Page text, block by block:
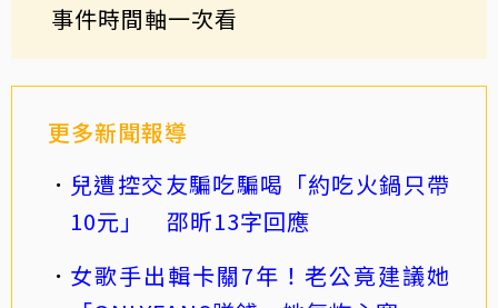
事件時間軸一次看
更多新聞報導
兒遭控交友騙吃騙喝「約吃火鍋只帶
10元」 邵昕13字回應
女歌手出輯卡關7年！老公竟建議她